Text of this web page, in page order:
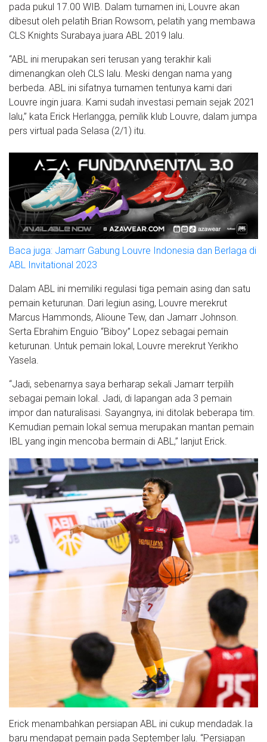
pada pukul 17.00 WIB. Dalam turnamen ini, Louvre akan
dibesut oleh pelatih Brian Rowsom, pelatih yang membawa
CLS Knights Surabaya juara ABL 2019 lalu.
“ABL ini merupakan seri terusan yang terakhir kali
dimenangkan oleh CLS lalu. Meski dengan nama yang
berbeda. ABL ini sifatnya turnamen tentunya kami dari
Louvre ingin juara. Kami sudah investasi pemain sejak 2021
lalu,” kata Erick Herlangga, pemilik klub Louvre, dalam jumpa
pers virtual pada Selasa (2/1) itu.
Baca juga: Jamarr Gabung Louvre Indonesia dan Berlaga di
ABL Invitational 2023
Dalam ABL ini memiliki regulasi tiga pemain asing dan satu
pemain keturunan. Dari legiun asing, Louvre merekrut
Marcus Hammonds, Alioune Tew, dan Jamarr Johnson.
Serta Ebrahim Enguio “Biboy” Lopez sebagai pemain
keturunan. Untuk pemain lokal, Louvre merekrut Yerikho
Yasela.
“Jadi, sebenarnya saya berharap sekali Jamarr terpilih
sebagai pemain lokal. Jadi, di lapangan ada 3 pemain
impor dan naturalisasi. Sayangnya, ini ditolak beberapa tim.
Kemudian pemain lokal semua merupakan mantan pemain
IBL yang ingin mencoba bermain di ABL,” lanjut Erick.
Erick menambahkan persiapan ABL ini cukup mendadak.Ia
baru mendapat pemain pada September lalu. “Persiapan